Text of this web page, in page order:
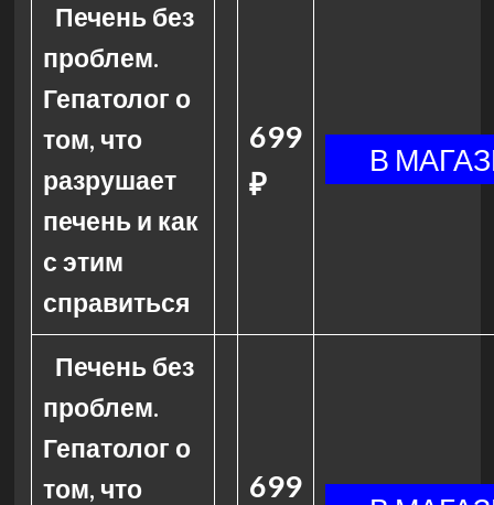
Печень без
проблем.
Гепатолог о
том, что
разрушает
печень и как
с этим
справиться
699
₽
Печень без
проблем.
Гепатолог о
том, что
699